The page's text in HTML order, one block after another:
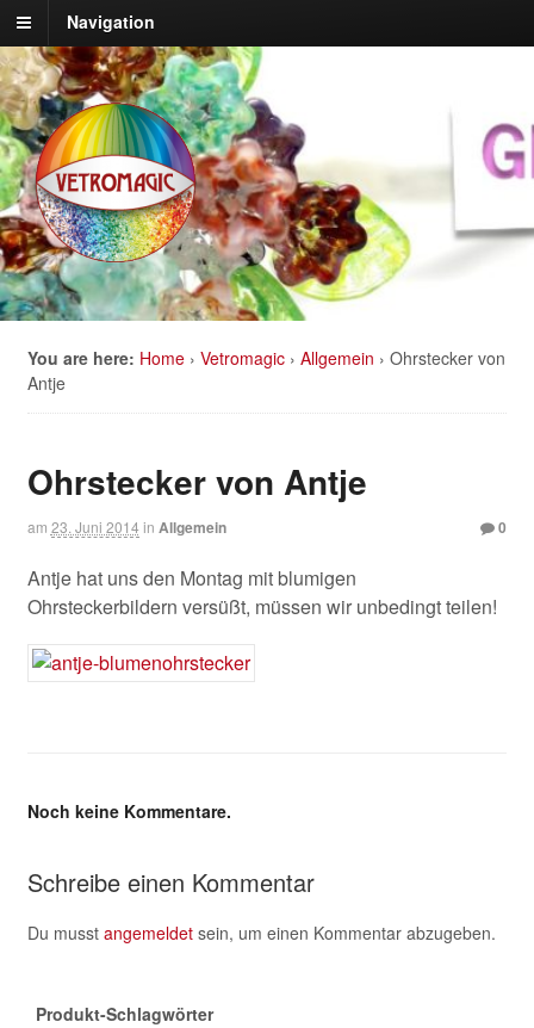
Navigation
You are here: Home › Vetromagic › Allgemein › Ohrstecker von
Antje
Ohrstecker von Antje
am 23. Juni 2014 in Allgemein 0
Antje hat uns den Montag mit blumigen
Ohrsteckerbildern versüßt, müssen wir unbedingt teilen!
Noch keine Kommentare.
Schreibe einen Kommentar
Du musst angemeldetsein, um einen Kommentar abzugeben.
Produkt-Schlagwörter